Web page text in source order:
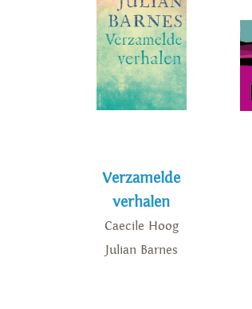
Verzamelde
verhalen
Caecile Hoog
Julian Barnes